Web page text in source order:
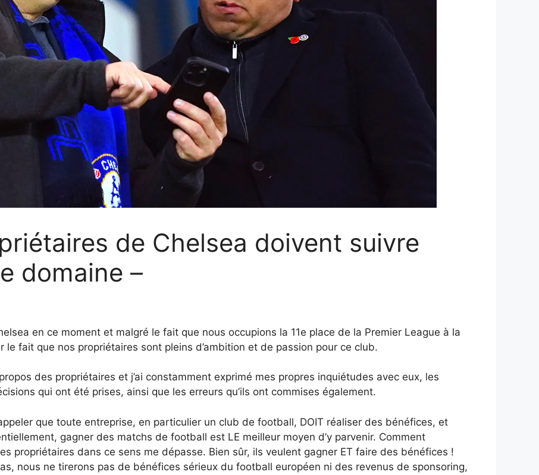
de Chelsea doivent suivre
domaine –
en ce moment et malgré le fait que nous occupions la 11e place de la Premier League à la
le fait que nos propriétaires sont pleins d’ambition et de passion pour ce club.
des propriétaires et j’ai constamment exprimé mes propres inquiétudes avec eux, les
qui ont été prises, ainsi que les erreurs qu’ils ont commises également.
que toute entreprise, en particulier un club de football, DOIT réaliser des bénéfices, et
gagner des matchs de football est LE meilleur moyen d’y parvenir. Comment
propriétaires dans ce sens me dépasse. Bien sûr, ils veulent gagner ET faire des bénéfices !
nous ne tirerons pas de bénéfices sérieux du football européen ni des revenus de sponsoring,